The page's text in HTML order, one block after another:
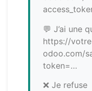
💬 J’ai une
https://
odoo.com/
token=…
❌ Je refuse